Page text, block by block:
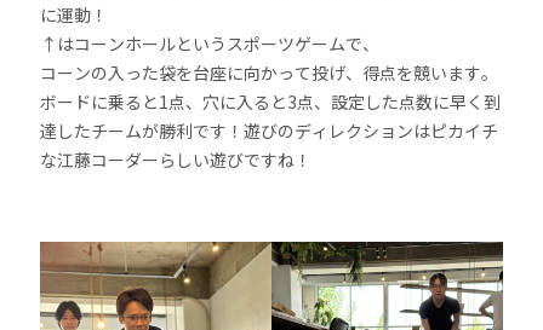
に運動！
↑はコーンホールというスポーツゲームで、
コーンの入った袋を台座に向かって投げ、得点を競います。
ボードに乗ると1点、穴に入ると3点、設定した点数に早く到
達したチームが勝利です！遊びのディレクションはピカイチ
な江藤コーダーらしい遊びですね！